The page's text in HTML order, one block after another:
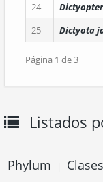
24
25
Dictyota
Página 1 de 3
Listados
Phylum | Clases